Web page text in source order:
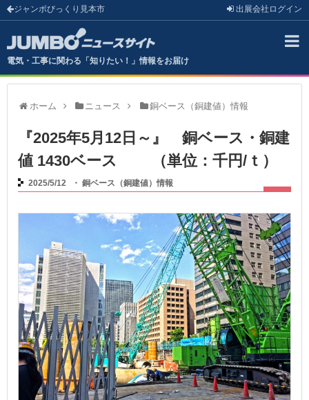
ジャンボびっくり見本市 出展会社 ログイン
電気・工事に関わる「知りたい！」情報をお届け
ホーム ニュース 銅ベース（銅建値）情報
『2025年5月12日～』 銅ベース・銅建
値 1430ベース （単位：千円/ｔ）
2025/5/12 ・ 銅ベース（銅建値）情報